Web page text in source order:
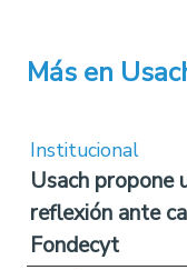
Más en
Institucional
Usach propone
reflexión ante
Fondecyt